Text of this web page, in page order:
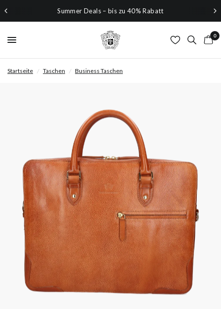
Summer Deals – bis zu 40% Rabatt
0
Startseite / Taschen / Business Taschen